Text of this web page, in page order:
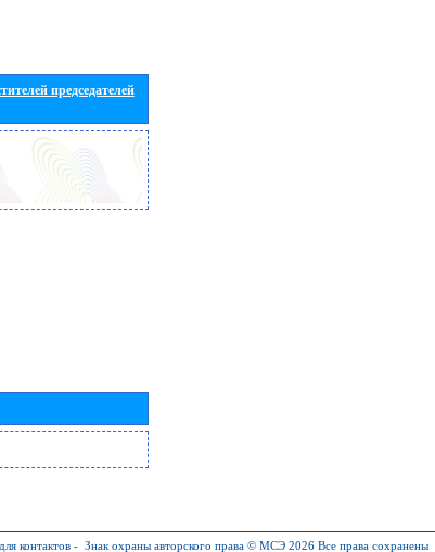
председателей
контактов - Знак охраны авторского права © МСЭ 2026 Все права сохранены